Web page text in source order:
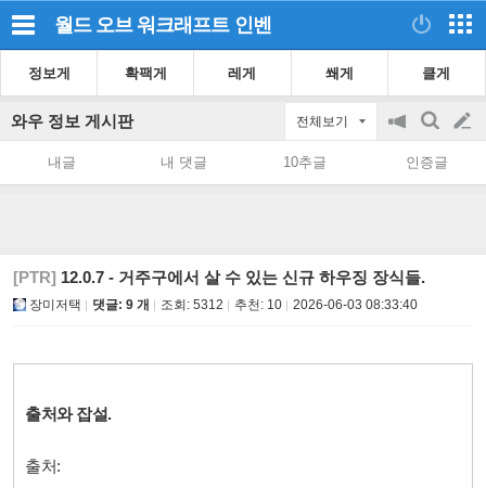
월드 오브 워크래프트 인벤
정보게 확팩게 레게 쐐게 클게
와우 정보 게시판 전체보기
공
on/off
검
색
글
쓰
내글 내 댓글 10추글 인증글
[PTR] 12.0.7 - 거주구에서 살 수 있는 신규 하우징 장식들.
장미저택 댓글: 9 개 조회: 5312 추천: 10 2026-06-03 08:33:40
출처와 잡설.
출처: